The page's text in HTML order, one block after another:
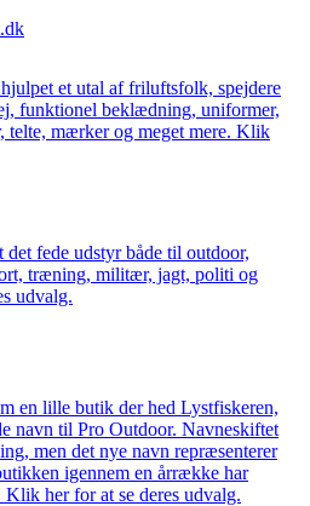
et utal af friluftsfolk, spejdere
funktionel beklædning, uniformer,
telte, mærker og meget mere. Klik
fede udstyr både til outdoor,
træning, militær, jagt, politi og
udvalg.
en lille butik der hed Lystfiskeren,
navn til Pro Outdoor. Navneskiftet
men det nye navn repræsenterer
igennem en årrække har
her for at se deres udvalg.